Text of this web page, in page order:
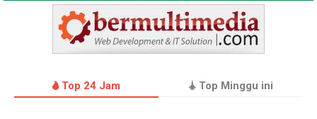
Top 24 Jam Top Minggu ini